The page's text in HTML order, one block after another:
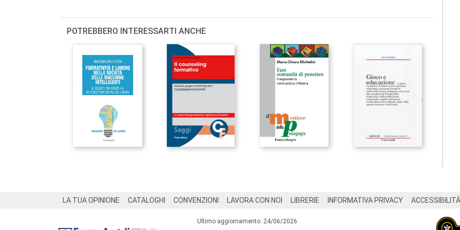
POTREBBERO INTERESSARTI ANCHE
LA TUA OPINIONE CATALOGHI CONVENZIONI LAVORA CON NOI LIBRERIE INFORMATIVA PRIVACY ACCESSIBILITÁ
Ultimo aggiornamento: 24/06/2026